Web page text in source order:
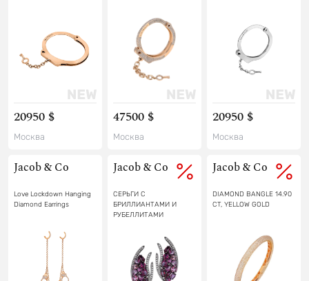
20950 $
Москва
47500 $
Москва
20950 $
Москва
Jacob & Co
Love Lockdown Hanging
Diamond Earrings
Jacob & Co
СЕРЬГИ С
БРИЛЛИАНТАМИ И
РУБЕЛЛИТАМИ
Jacob & Co
DIAMOND BANGLE 14.90
CT, YELLOW GOLD